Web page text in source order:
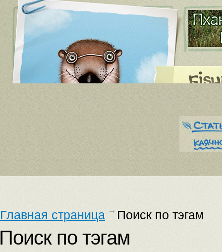
Главная страница Поиск по тэгам
по тэгам